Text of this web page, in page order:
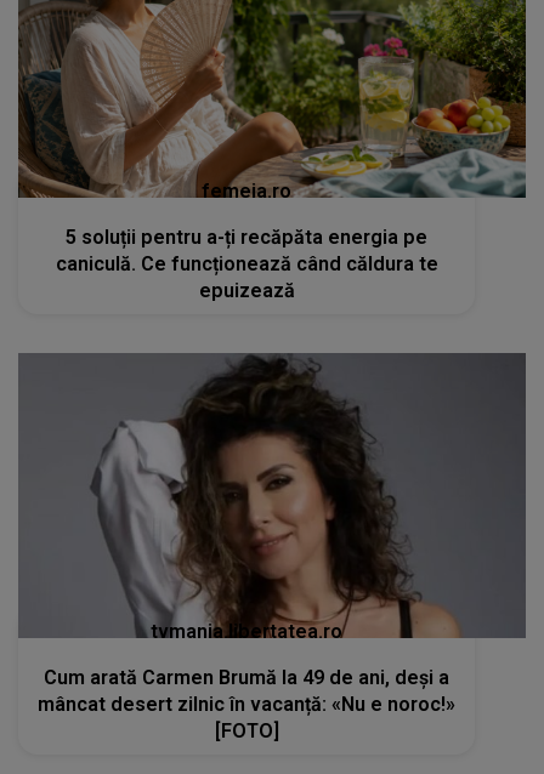
femeia.ro
5 soluții pentru a-ți recăpăta energia pe
caniculă. Ce funcționează când căldura te
epuizează
tvmania.libertatea.ro
Cum arată Carmen Brumă la 49 de ani, deși a
mâncat desert zilnic în vacanță: «Nu e noroc!»
[FOTO]